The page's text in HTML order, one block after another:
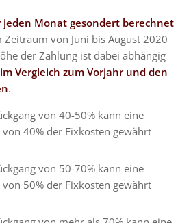
jeden Monat gesondert berechnet
von Juni bis August 2020
der Zahlung ist dabei abhängig
Vergleich zum Vorjahr und den
.
von 40-50% kann eine
40% der Fixkosten gewährt
von 50-70% kann eine
50% der Fixkosten gewährt